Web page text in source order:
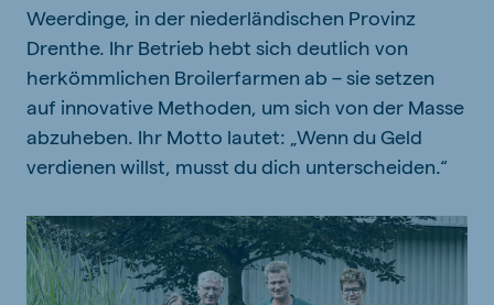
Weerdinge, in der niederländischen Provinz
Drenthe. Ihr Betrieb hebt sich deutlich von
herkömmlichen Broilerfarmen ab – sie setzen
auf innovative Methoden, um sich von der Masse
abzuheben. Ihr Motto lautet: „Wenn du Geld
verdienen willst, musst du dich unterscheiden.“